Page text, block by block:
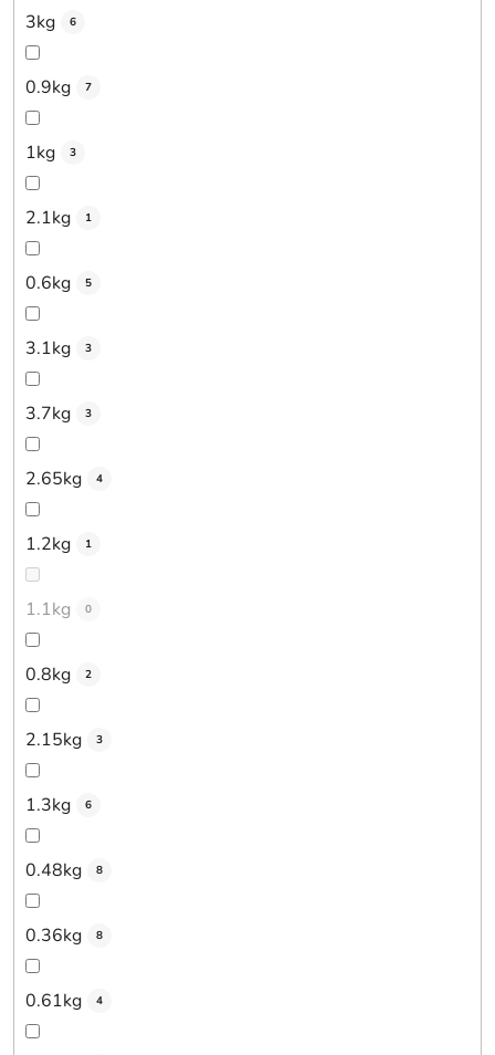
3kg 6
0.9kg 7
1kg 3
2.1kg 1
0.6kg 5
3.1kg 3
3.7kg 3
2.65kg 4
1.2kg 1
1.1kg 0
0.8kg 2
2.15kg 3
1.3kg 6
0.48kg 8
0.36kg 8
0.61kg 4